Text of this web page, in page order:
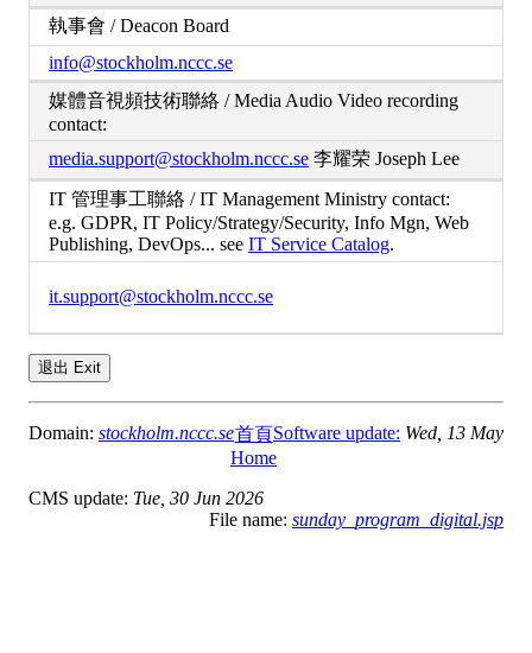
執事會 / Deacon Board
info@stockholm.nccc.se
媒體音視頻技術聯絡 / Media Audio Video recording
contact:
media.support@stockholm.nccc.se 李耀荣 Joseph Lee
IT 管理事工聯絡 / IT Management Ministry contact:
e.g. GDPR, IT Policy/Strategy/Security, Info Mgn, Web
Publishing, DevOps... see IT Service Catalog.
it.support@stockholm.nccc.se
退出 Exit
Domain: stockholm.nccc.se Software update: Wed, 13 May
首頁
Home
CMS update: Tue, 30 Jun 2026
File name: sunday_program_digital.jsp